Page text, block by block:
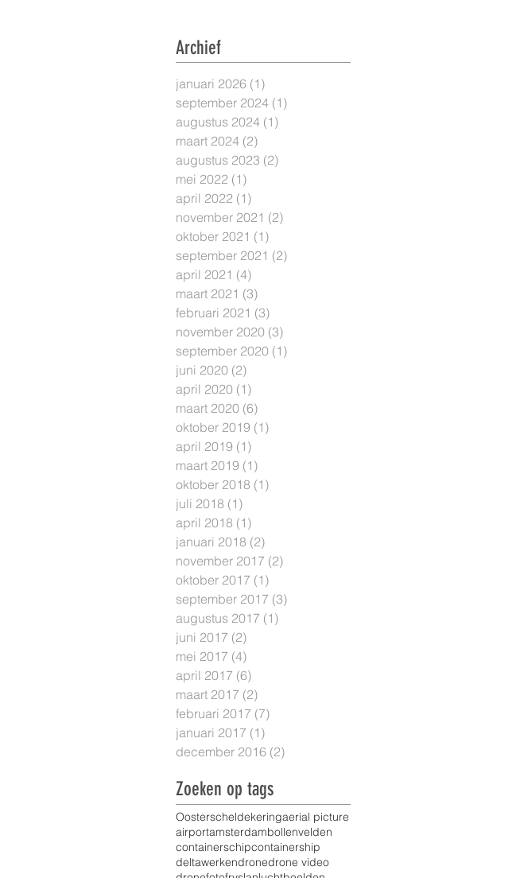
Archief
januari 2026 (1)
september 2024 (1)
augustus 2024 (1)
maart 2024 (2)
augustus 2023 (2)
mei 2022 (1)
april 2022 (1)
november 2021 (2)
oktober 2021 (1)
september 2021 (2)
april 2021 (4)
maart 2021 (3)
februari 2021 (3)
november 2020 (3)
september 2020 (1)
juni 2020 (2)
april 2020 (1)
maart 2020 (6)
oktober 2019 (1)
april 2019 (1)
maart 2019 (1)
oktober 2018 (1)
juli 2018 (1)
april 2018 (1)
januari 2018 (2)
november 2017 (2)
oktober 2017 (1)
september 2017 (3)
augustus 2017 (1)
juni 2017 (2)
mei 2017 (4)
april 2017 (6)
maart 2017 (2)
februari 2017 (7)
januari 2017 (1)
december 2016 (2)
Zoeken op tags
Oosterscheldekeringaerial picture
airportamsterdambollenvelden
containerschipcontainership
deltawerkendronedrone video